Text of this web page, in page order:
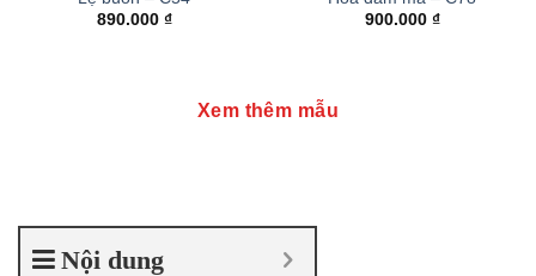
890.000 ₫
900.000 ₫
Xem thêm mẫu
Nội dung